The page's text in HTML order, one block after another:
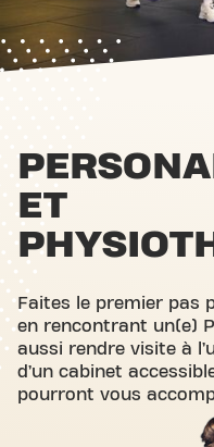
ET
Faites le premier pas
en rencontrant un(e)
aussi rendre visite à
d’un cabinet
pourront vous